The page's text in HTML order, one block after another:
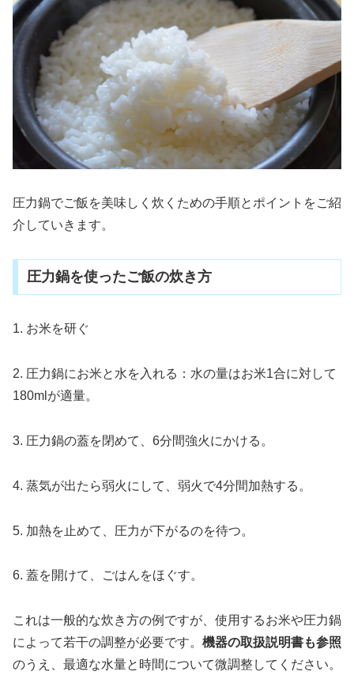
圧力鍋でご飯を美味しく炊くための手順とポイントをご紹
介していきます。
圧力鍋を使ったご飯の炊き方
1. お米を研ぐ
2. 圧力鍋にお米と水を入れる：水の量はお米1合に対して
180mlが適量。
3. 圧力鍋の蓋を閉めて、6分間強火にかける。
4. 蒸気が出たら弱火にして、弱火で4分間加熱する。
5. 加熱を止めて、圧力が下がるのを待つ。
6. 蓋を開けて、ごはんをほぐす。
これは一般的な炊き方の例ですが、使用するお米や圧力鍋
によって若干の調整が必要です。 機器の取扱説明書も参照
のうえ、最適な水量と時間について微調整してください。